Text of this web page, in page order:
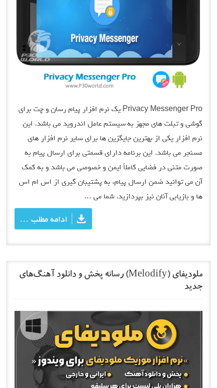
Privacy Messenger Pro یک نرم افزار پیام رسان و چت برای
گوشی و تبلت های مجهز به سیستم عامل اندروید می باشد. این
نرم افزار یکی از بهترین جایگزین ها برای سایر نرم افزار های
مسنجر می باشد. این برنامه دارای قسمتی برای ارسال پیام به
صورت متنی در فضایی کاملاً ایمن و خصوصی می باشد و به کمک
آن می توانید ضمن ارسال پیام، به پشتیبان گیری از اس ام اس
ها و بازیابی آنان نیز بپردازید. شما می …
ادامه مطلب …
ملودیفای (Melodify) رسانه پخش و دانلود آهنگ‌های
جدید